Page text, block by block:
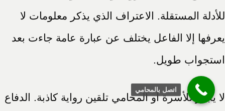
للأدلة المستقلة. الاعتراف الذي يذكر معلومات لا
يعرفها إلا الفاعل يختلف عن عبارة عامة جاءت بعد
استجواب طويل.
لا يجوز للأسرة أو المحامي تلقين رواية كاذبة. الدفاع
اتصل بالمحامي